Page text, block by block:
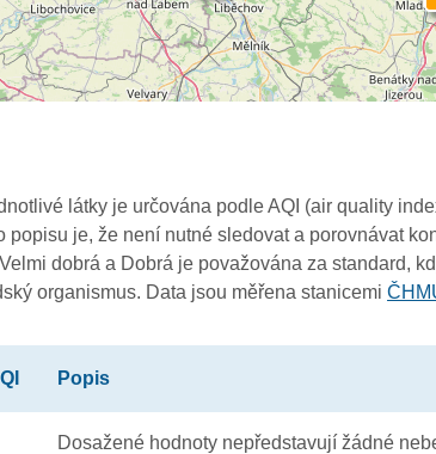
2
2
2
-
2
2
2
2 2
3
32 2
3
3
látky je určována podle AQI (air quality
popisu je, že není nutné sledovat a porovnávat
dobrá a Dobrá je považována za standard,
organismus. Data jsou měřena stanicemi
Popis
Dosažené hodnoty nepředstavují žádné